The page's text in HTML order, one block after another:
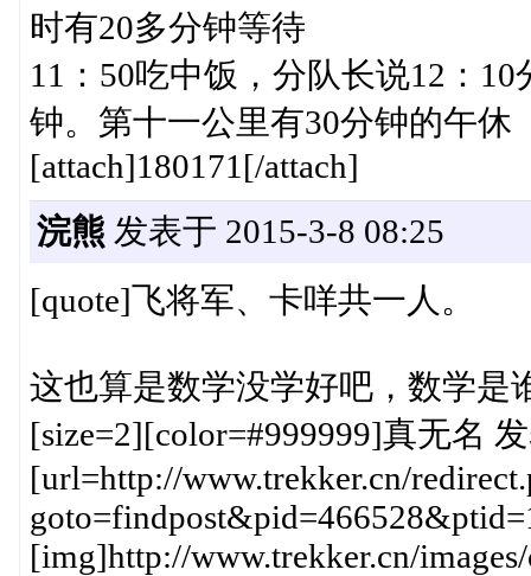
时有20多分钟等待
11：50吃中饭，分队长说12：
钟。第十一公里有30分钟的午休
[attach]180171[/attach]
浣熊 发表于 2015-3-8 08:25
[quote]飞将军、卡咩共一人。
这也算是数学没学好吧，数学是
[size=2][color=#999999]真无名
[url=http://www.trekker.cn/
[img]http://www.trekker.cn/